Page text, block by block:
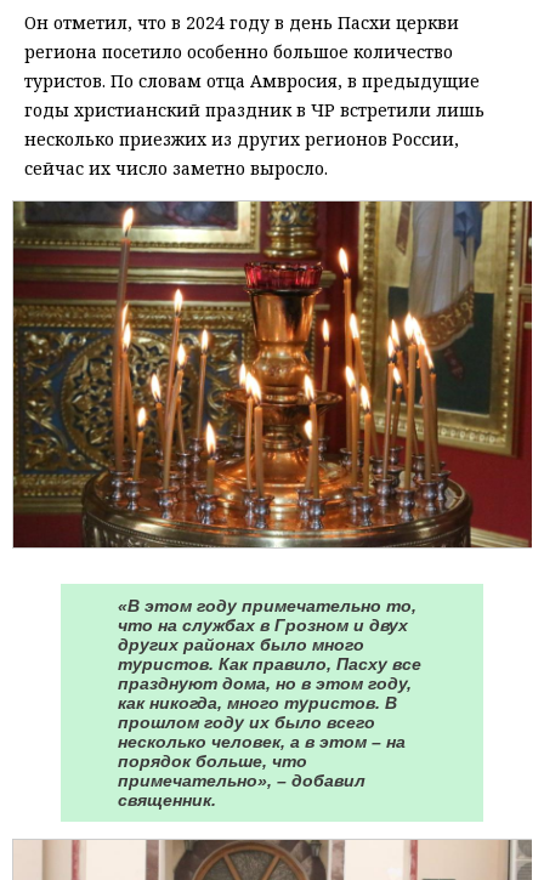
Он отметил, что в 2024 году в день Пасхи церкви
региона посетило особенно большое количество
туристов. По словам отца Амвросия, в предыдущие
годы христианский праздник в ЧР встретили лишь
несколько приезжих из других регионов России,
сейчас их число заметно выросло.
«В этом году примечательно то,
что на службах в Грозном и двух
других районах было много
туристов. Как правило, Пасху все
празднуют дома, но в этом году,
как никогда, много туристов. В
прошлом году их было всего
несколько человек, а в этом – на
порядок больше, что
примечательно», – добавил
священник.